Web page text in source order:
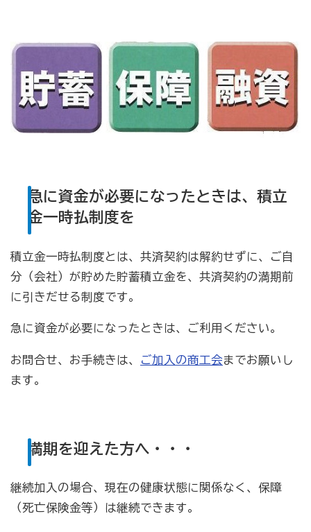
急に資金が必要になったときは、積立
金一時払制度を
積立金一時払制度とは、共済契約は解約せずに、ご自
分（会社）が貯めた貯蓄積立金を、共済契約の満期前
に引きだせる制度です。
急に資金が必要になったときは、ご利用ください。
お問合せ、お手続きは、 ご加入の商工会までお願いし
ます。
満期を迎えた方へ・・・
継続加入の場合、現在の健康状態に関係なく、保障
（死亡保険金等）は継続できます。
商工会の共済・保険
一つの掛金で貯蓄・生命保障・融資の3つの備え（商工
貯蓄共済）
死亡保険金(最高6千万円)の掛捨共済・福祉共済「生
用共済）
従業員の退職金共済制度
経営者の退職金制度（小規模企業共済）
取引先の破たんによる連鎖倒産を防ぐ（中小企業倒産防
止共済）
病気やケガで働けない場合の所得を補償（休業補償制
度）
全国商工会連合会会員福祉共済「がん」重点補償
海外での知財係争による経営リスクから皆様をお守りし
ます（海外知財訴訟費用保険制度）
事業活動のリスクを全て備えた保険（ビジネス総合保
険）